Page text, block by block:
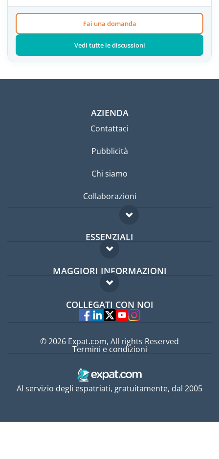
Fai una domanda
Vedi tutte le discussioni
AZIENDA
Contattaci
Pubblicità
Chi siamo
Collaborazioni
ESSENZIALI
Forum per expat
Guida per expat
MAGGIORI INFORMAZIONI
Domande frequenti
Esperti
COLLEGATI CON NOI
Al servizio degli espatriati, gratuitamente, dal 2005
© 2026 Expat.com, All rights Reserved
Termini e condizioni